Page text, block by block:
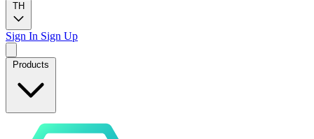
TH
Sign In Sign Up
Products